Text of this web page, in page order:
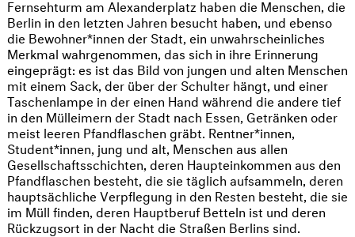
Fernsehturm am Alexanderplatz haben die Menschen, die
Berlin in den letzten Jahren besucht haben, und ebenso
die Bewohner*innen der Stadt, ein unwahrscheinliches
Merkmal wahrgenommen, das sich in ihre Erinnerung
eingeprägt: es ist das Bild von jungen und alten Menschen
mit einem Sack, der über der Schulter hängt, und einer
Taschenlampe in der einen Hand während die andere tief
in den Mülleimern der Stadt nach Essen, Getränken oder
meist leeren Pfandflaschen gräbt. Rentner*innen,
Student*innen, jung und alt, Menschen aus allen
Gesellschaftsschichten, deren Haupteinkommen aus den
Pfandflaschen besteht, die sie täglich aufsammeln, deren
hauptsächliche Verpflegung in den Resten besteht, die sie
im Müll finden, deren Hauptberuf Betteln ist und deren
Rückzugsort in der Nacht die Straßen Berlins sind.